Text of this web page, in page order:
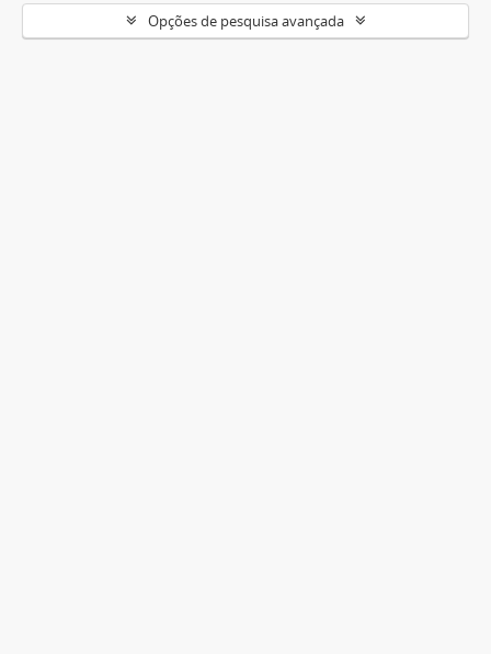
Opções de pesquisa avançada